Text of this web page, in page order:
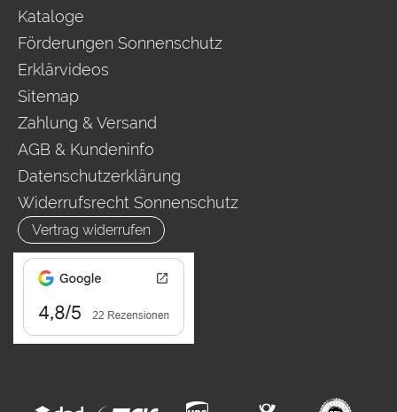
Kataloge
Förderungen Sonnenschutz
Erklärvideos
Sitemap
Zahlung & Versand
AGB & Kundeninfo
Datenschutzerklärung
Widerrufsrecht Sonnenschutz
Vertrag widerrufen